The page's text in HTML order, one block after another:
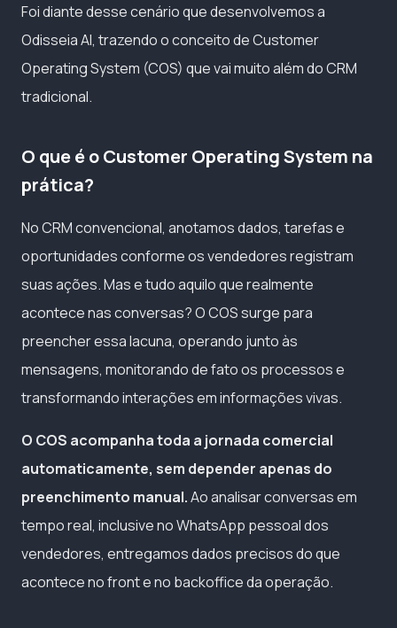
Foi diante desse cenário que desenvolvemos a
Odisseia AI, trazendo o conceito de Customer
Operating System (COS) que vai muito além do CRM
tradicional.
O que é o Customer Operating System na
prática?
No CRM convencional, anotamos dados, tarefas e
oportunidades conforme os vendedores registram
suas ações. Mas e tudo aquilo que realmente
acontece nas conversas? O COS surge para
preencher essa lacuna, operando junto às
mensagens, monitorando de fato os processos e
transformando interações em informações vivas.
O COS acompanha toda a jornada comercial
automaticamente, sem depender apenas do
preenchimento manual.Ao analisar conversas em
tempo real, inclusive no WhatsApp pessoal dos
vendedores, entregamos dados precisos do que
acontece no front e no backoffice da operação.